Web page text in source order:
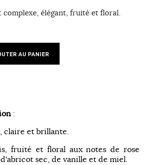
complexe, élégant, fruité et floral.
AU PANIER
:
claire et brillante.
fruité et floral aux notes de rose
sec, de vanille et de miel.